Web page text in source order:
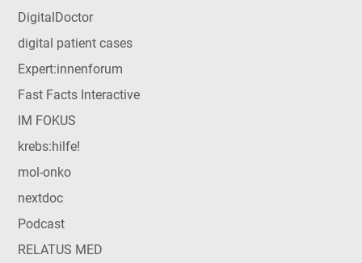
DigitalDoctor
digital patient cases
Expert:innenforum
Fast Facts Interactive
IM FOKUS
krebs:hilfe!
mol-onko
nextdoc
Podcast
RELATUS MED